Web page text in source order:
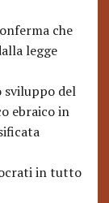
che
legge
sviluppo del
ebraico in
in tutto